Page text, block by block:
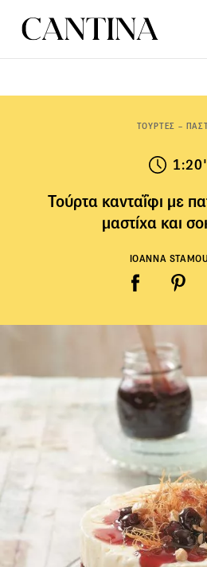
ΤΟΥΡΤΕΣ –
1:20'
Τούρτα κανταΐφι με
μαστίχα και
IOANNA